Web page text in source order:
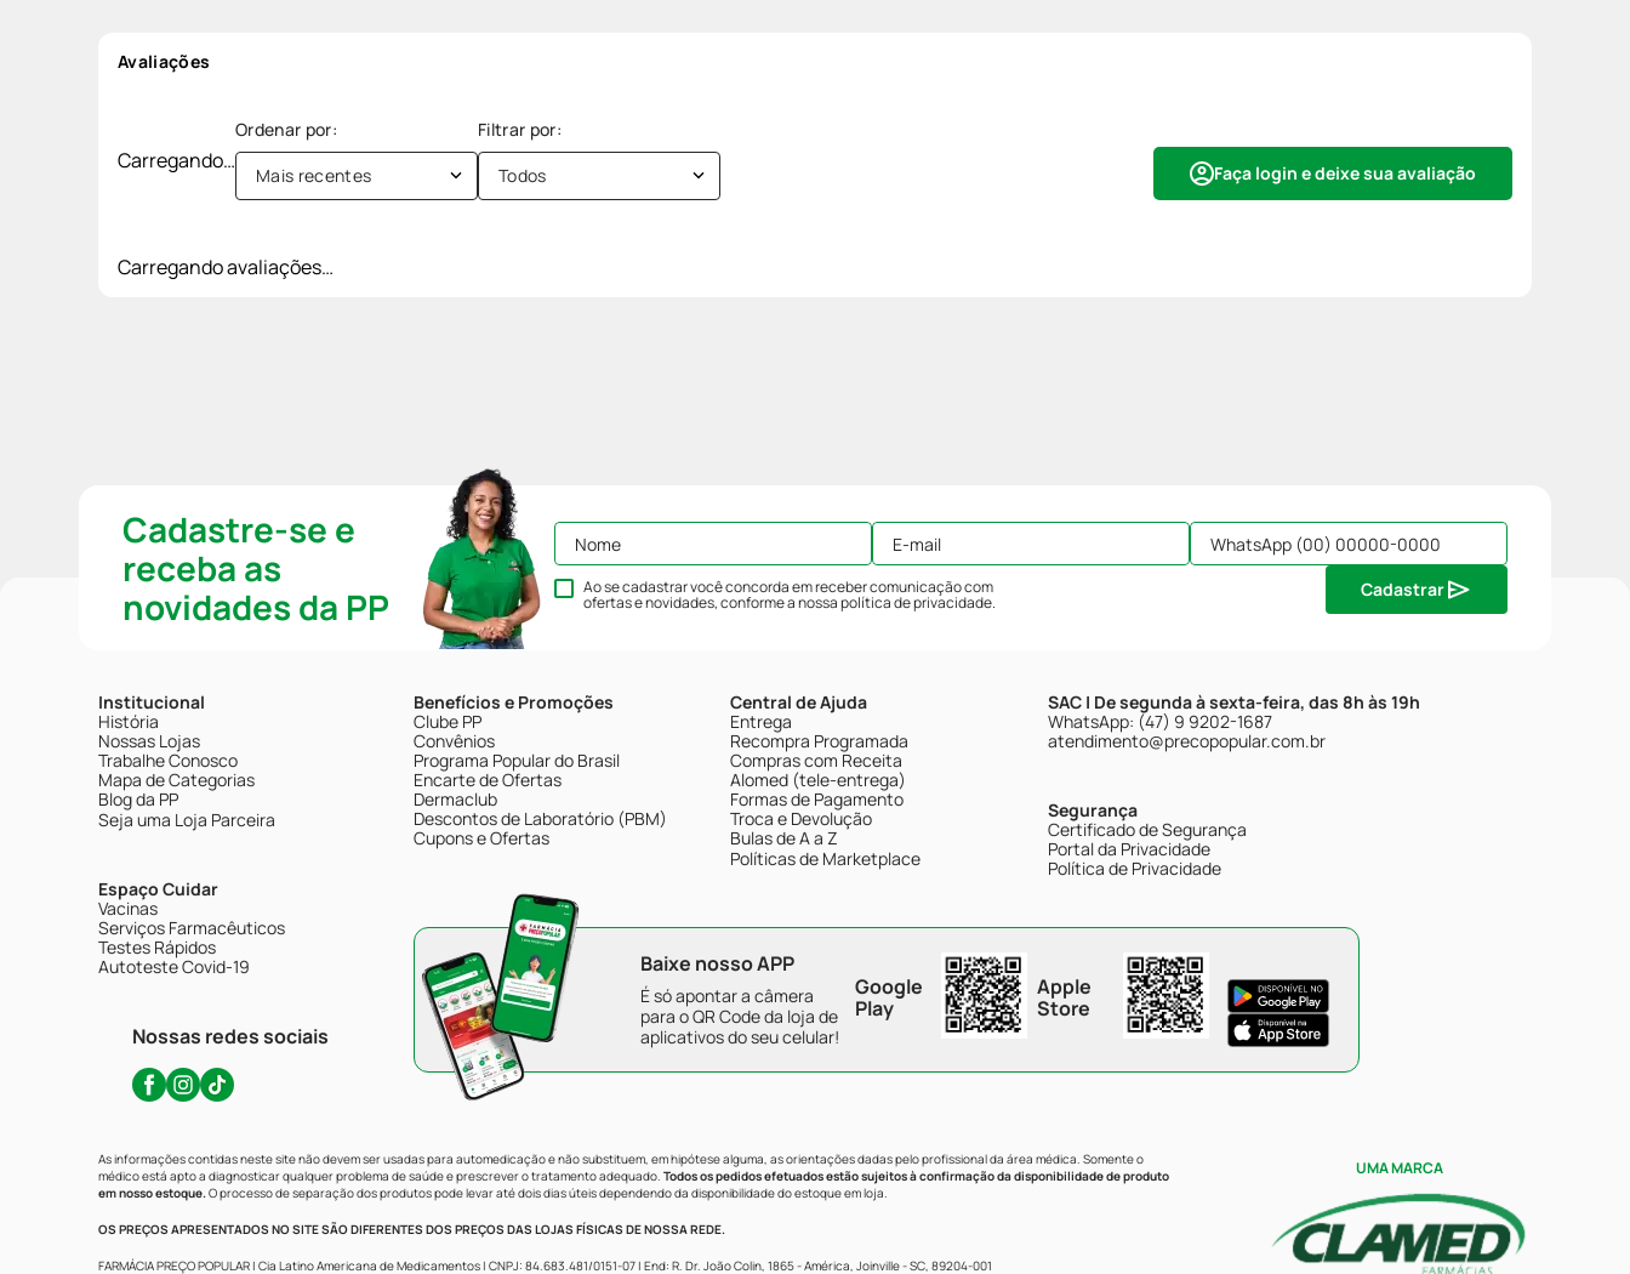
Avaliações
Carregando… Faça login e deixe sua avaliação
Mais recentes Todos
Carregando avaliações…
Cadastre-se e
receba as
novidades da PP
Ao se cadastrar você concorda em receber comunicação com
ofertas e novidades, conforme a nossapolítica de privacidade.
Cadastrar
Institucional
História
Nossas Lojas
Trabalhe Conosco
Mapa de Categorias
Blog da PP
Seja uma Loja Parceira
Espaço Cuidar
Vacinas
Serviços Farmacêuticos
Testes Rápidos
Autoteste Covid-19
Nossas redes sociais
Benefícios e Promoções
Clube PP
Convênios
Programa Popular do Brasil
Encarte de Ofertas
Dermaclub
Descontos de Laboratório (PBM)
Cupons e Ofertas
Central de Ajuda
Entrega
Recompra Programada
Compras com Receita
Alomed (tele-entrega)
Formas de Pagamento
Troca e Devolução
Bulas de A a Z
Políticas de Marketplace
SAC | De segunda à sexta-feira, das 8h às 19h
WhatsApp: (47) 9 9202-1687
atendimento@precopopular.com.br
Segurança
Certificado de Segurança
Portal da Privacidade
Política de Privacidade
Baixe nosso APP
É só apontar a câmera
para o QR Code da loja de
aplicativos do seu celular!
Google
Play
Apple
Store
As informações contidas neste site não devem ser usadas para automedicação e não substituem, em hipótese alguma, as orientações dadas pelo profissional da área médica. Somente o
médico está apto a diagnosticar qualquer problema de saúde e prescrever o tratamento adequado. Todos os pedidos efetuados estão sujeitos à confirmação da disponibilidade de produto
em nosso estoque.O processo de separação dos produtos pode levar até dois dias úteis dependendo da disponibilidade do estoque em loja.
OS PREÇOS APRESENTADOS NO SITE SÃO DIFERENTES DOS PREÇOS DAS LOJAS FÍSICAS DE NOSSA REDE.
FARMÁCIA PREÇO POPULAR | Cia Latino Americana de Medicamentos | CNPJ: 84.683.481/0151-07 | End: R. Dr. João Colin, 1865 - América, Joinville - SC, 89204-001
UMA MARCA